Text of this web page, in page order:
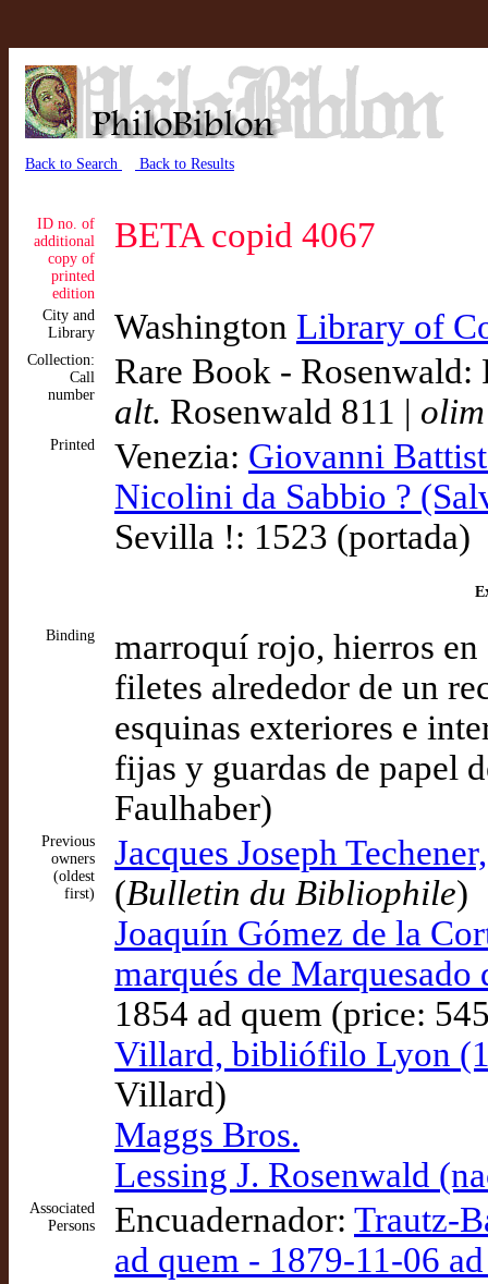
Back to Search Back to Results
ID no. of
additional
copy of
printed
edition
BETA copid 4067
City and
Library
Washington Library of
Collection:
Call
number
Rare Book -
alt. Rosenwald 811 | olim
Printed Venezia: Giovanni
Nicolini da Sabbio ?
Sevilla !: 1523 (portada)
Binding
marroquí rojo, hierros
filetes alrededor de un
esquinas exteriores e
fijas y guardas de papel
Faulhaber)
Previous
owners
(oldest
first)
Jacques Joseph
(Bulletin du Bibliophile)
Joaquín Gómez de la
marqués de
1854 ad quem (price:
Villard, bibliófilo Lyon
Villard)
Maggs Bros.
Lessing J. Rosenwald
Associated
Persons
Encuadernador: Trautz-
ad quem - 1879-11-06